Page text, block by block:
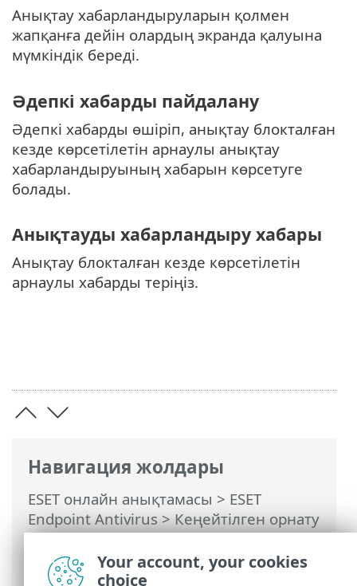
Навигация жолдары
ESET онлайн анықтамасы > ESET
Endpoint Antivirus>Кеңейтілген орнату
>Хабарландырулар>Жұмыс үстелінің
хабарландырулары>
Хабарландыруларды теңшеу
Анықтау хабарландыруларын қолмен
жапқанға дейін олардың экранда қалуына
мүмкіндік береді.
Әдепкі хабарды пайдалану
Әдепкі хабарды өшіріп, анықтау блокталған
кезде көрсетілетін арнаулы анықтау
хабарландыруының хабарын көрсетуге
болады.
Анықтауды хабарландыру хабары
Анықтау блокталған кезде көрсетілетін
арнаулы хабарды теріңіз.
Your account, your cookies
choice